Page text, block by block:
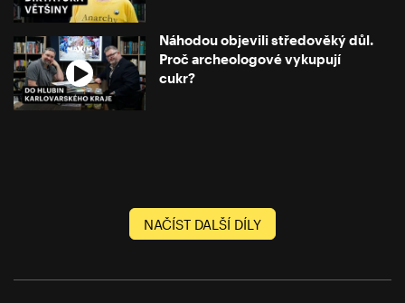
Náhodou objevili středověký důl.
Proč archeologové vykupují
cukr?
NAČÍST DALŠÍ DÍLY